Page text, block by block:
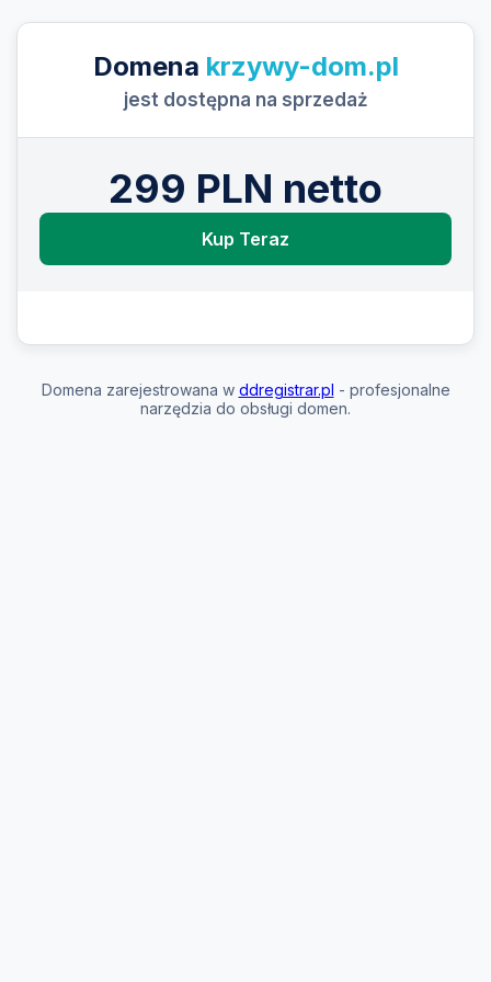
Domena krzywy-dom.pl
jest dostępna na sprzedaż
299 PLN netto
Kup Teraz
Domena zarejestrowana w ddregistrar.pl - profesjonalne
narzędzia do obsługi domen.